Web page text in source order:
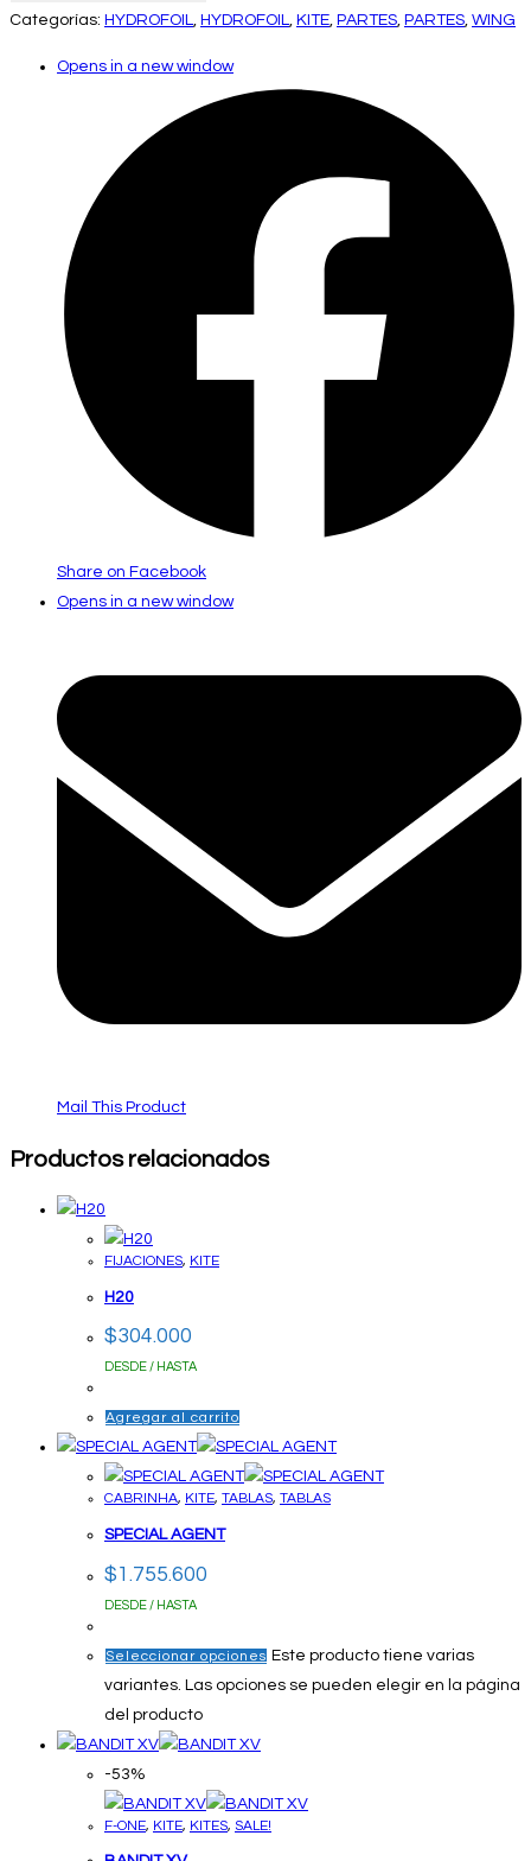
Categorías: HYDROFOIL, HYDROFOIL, KITE, PARTES, PARTES, WING
Opens in a new window
Share on Facebook
Opens in a new window
Mail This Product
Productos relacionados
FIJACIONES, KITE
H20
$304.000
DESDE / HASTA
Agregar al carrito
CABRINHA, KITE, TABLAS, TABLAS
SPECIAL AGENT
$1.755.600
DESDE / HASTA
Seleccionar opciones Este producto tiene varias
variantes. Las opciones se pueden elegir en la página
del producto
-53%
F-ONE, KITE, KITES, SALE!